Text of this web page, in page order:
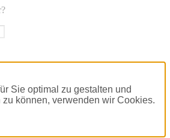
Sie optimal zu gestalten und
können, verwenden wir Cookies.